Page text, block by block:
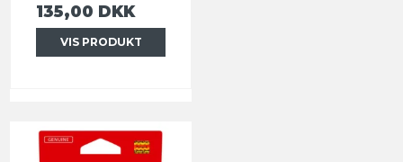
135,00 DKK
VIS PRODUKT